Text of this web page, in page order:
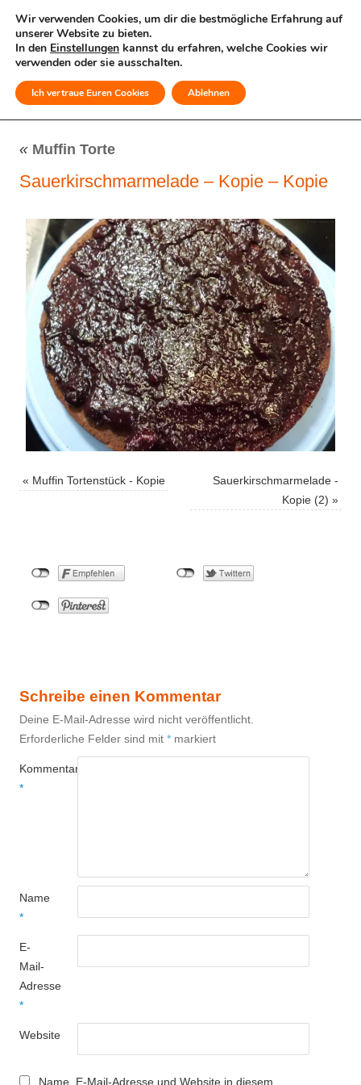
MENÜ
« Muffin Torte
Sauerkirschmarmelade – Kopie – Kopie
« Muffin Tortenstück - Kopie
Sauerkirschmarmelade -
Kopie (2) »
Schreibe einen Kommentar
Deine E-Mail-Adresse wird nicht veröffentlicht.
Erforderliche Felder sind mit * markiert
Kommentar
*
Name
*
E-
Mail-
Adresse
*
Website
Name, E-Mail-Adresse und Website in diesem
Wir verwenden Cookies, um dir die bestmögliche Erfahrung auf
unserer Website zu bieten.
In den Einstellungen kannst du erfahren, welche Cookies wir
verwenden oder sie ausschalten.
Ich vertraue Euren Cookies Ablehnen